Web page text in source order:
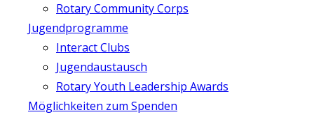
Rotary Community Corps
Jugendprogramme
Interact Clubs
Jugendaustausch
Rotary Youth Leadership Awards
Möglichkeiten zum Spenden